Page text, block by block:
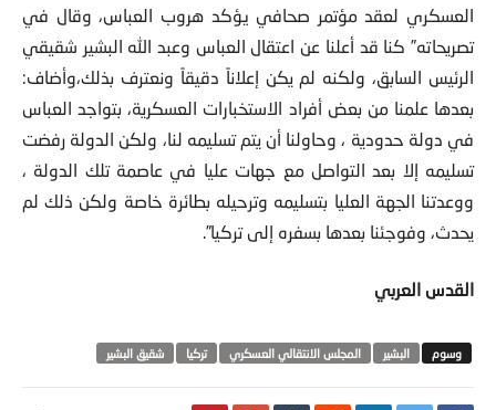
العسكري لعقد مؤتمر صحافي يؤكد هروب العباس، وقال في
تصريحاته” كنا قد أعلنا عن اعتقال العباس وعبد الله البشير شقيقي
الرئيس السابق، ولكنه لم يكن إعلاناً دقيقاً ونعترف بذلك،وأضاف:
بعدها علمنا من بعض أفراد الاستخبارات العسكرية، بتواجد العباس
في دولة حدودية ، وحاولنا أن يتم تسليمه لنا، ولكن الدولة رفضت
تسليمه إلا بعد التواصل مع جهات عليا في عاصمة تلك الدولة ،
ووعدتنا الجهة العليا بتسليمه وترحيله بطائرة خاصة ولكن ذلك لم
يحدث، وفوجئنا بعدها بسفره إلى تركيا”.
القدس العربي
البشير المجلس الانتقالي العسكري تركيا شقيق البشير